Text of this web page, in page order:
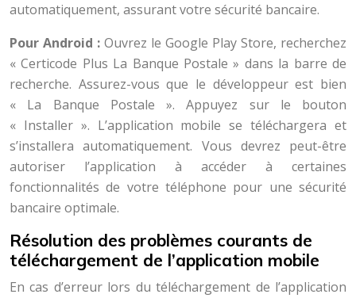
automatiquement, assurant votre sécurité bancaire.
Pour Android : Ouvrez le Google Play Store, recherchez
« Certicode Plus La Banque Postale » dans la barre de
recherche. Assurez-vous que le développeur est bien
« La Banque Postale ». Appuyez sur le bouton
« Installer ». L’application mobile se téléchargera et
s’installera automatiquement. Vous devrez peut-être
autoriser l’application à accéder à certaines
fonctionnalités de votre téléphone pour une sécurité
bancaire optimale.
Résolution des problèmes courants de
téléchargement de l’application mobile
En cas d’erreur lors du téléchargement de l’application